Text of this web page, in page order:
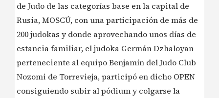
de Judo de las categorías base en la capital de
Rusia, MOSCÚ, con una participación de más de
200 judokas y donde aprovechando unos días de
estancia familiar, el judoka Germán Dzhaloyan
perteneciente al equipo Benjamín del Judo Club
Nozomi de Torrevieja, participó en dicho OPEN
consiguiendo subir al pódium y colgarse la